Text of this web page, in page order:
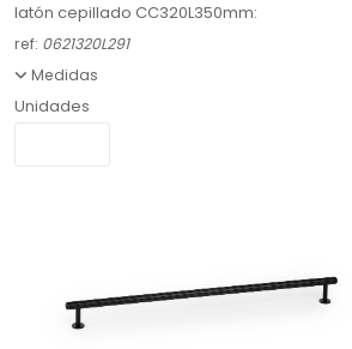
latón cepillado CC320L350mm:
ref: 0621320L291
Medidas
Unidades